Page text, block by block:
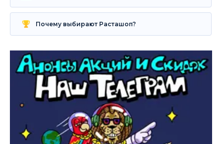
Почему выбирают Расташоп?